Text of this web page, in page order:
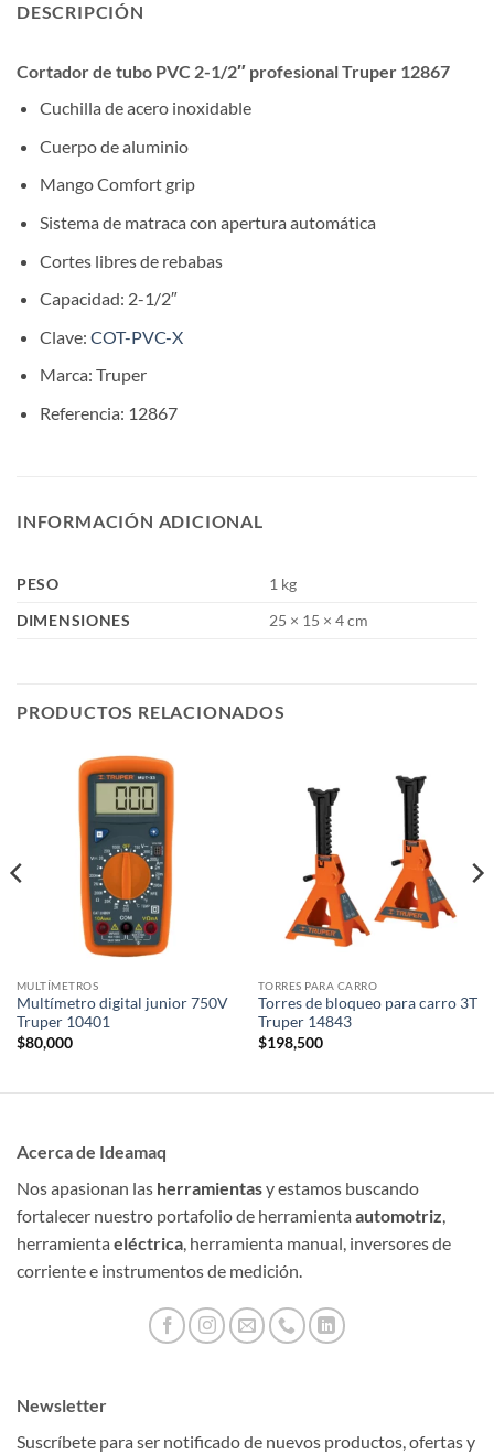
DESCRIPCIÓN
Cortador de tubo PVC 2-1/2″ profesional Truper 12867
Cuchilla de acero inoxidable
Cuerpo de aluminio
Mango Comfort grip
Sistema de matraca con apertura automática
Cortes libres de rebabas
Capacidad: 2-1/2″
Clave: COT-PVC-X
Marca: Truper
Referencia: 12867
INFORMACIÓN ADICIONAL
PESO
1 kg
DIMENSIONES
25 × 15 × 4 cm
PRODUCTOS RELACIONADOS
MULTÍMETROS
Multímetro digital junior 750V
Truper 10401
$80,000
TORRES PARA CARRO
Torres de bloqueo para carro 3T
Truper 14843
$198,500
Acerca de Ideamaq
Nos apasionan las herramientasy estamos buscando
fortalecer nuestro portafolio de herramienta automotriz,
herramienta eléctrica, herramienta manual, inversores de
corriente e instrumentos de medición.
Newsletter
Suscríbete para ser notificado de nuevos productos, ofertas y